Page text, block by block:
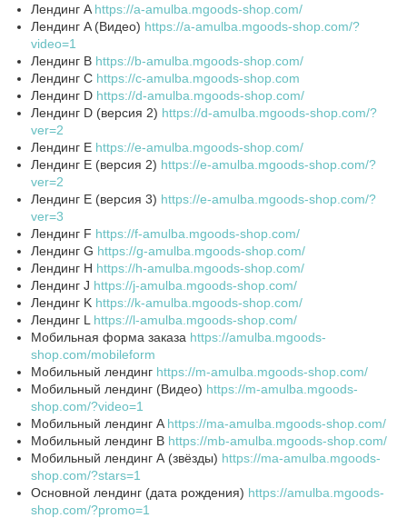
Лендинг A https://a-amulba.mgoods-shop.com/
Лендинг A (Видео) https://a-amulba.mgoods-shop.com/?
video=1
Лендинг B https://b-amulba.mgoods-shop.com/
Лендинг C https://c-amulba.mgoods-shop.com
Лендинг D https://d-amulba.mgoods-shop.com/
Лендинг D (версия 2) https://d-amulba.mgoods-shop.com/?
ver=2
Лендинг E https://e-amulba.mgoods-shop.com/
Лендинг E (версия 2) https://e-amulba.mgoods-shop.com/?
ver=2
Лендинг E (версия 3) https://e-amulba.mgoods-shop.com/?
ver=3
Лендинг F https://f-amulba.mgoods-shop.com/
Лендинг G https://g-amulba.mgoods-shop.com/
Лендинг H https://h-amulba.mgoods-shop.com/
Лендинг J https://j-amulba.mgoods-shop.com/
Лендинг K https://k-amulba.mgoods-shop.com/
Лендинг L https://l-amulba.mgoods-shop.com/
Мобильная форма заказа https://amulba.mgoods-
shop.com/mobileform
Мобильный лендинг https://m-amulba.mgoods-shop.com/
Мобильный лендинг (Видео) https://m-amulba.mgoods-
shop.com/?video=1
Мобильный лендинг A https://ma-amulba.mgoods-shop.com/
Мобильный лендинг B https://mb-amulba.mgoods-shop.com/
Мобильный лендинг А (звёзды) https://ma-amulba.mgoods-
shop.com/?stars=1
Основной лендинг (дата рождения) https://amulba.mgoods-
shop.com/?promo=1